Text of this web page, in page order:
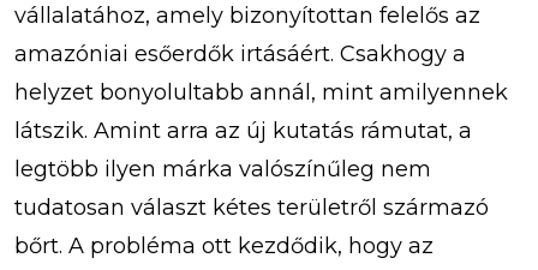
vállalatához, amely bizonyítottan felelős az
amazóniai esőerdők irtásáért. Csakhogy a
helyzet bonyolultabb annál, mint amilyennek
látszik. Amint arra az új kutatás rámutat, a
legtöbb ilyen márka valószínűleg nem
tudatosan választ kétes területről származó
bőrt. A probléma ott kezdődik, hogy az